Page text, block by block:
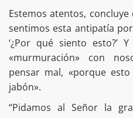
Estemos atentos, concluye
sentimos esta antipatía
‘¿Por qué siento esto?’
«murmuración» con
pensar mal, «porque
jabón».
“Pidamos al Señor la